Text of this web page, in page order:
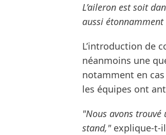
L’aileron est soit
aussi
L’introduction de
néanmoins une
notamment en
les équipes ont
"Nous avons
stand,"explique-t-